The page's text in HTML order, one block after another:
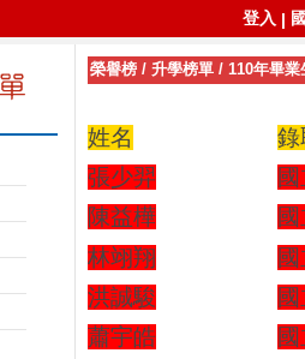
登入 |
榮譽榜 / 升學榜單 / 110年畢業
姓名
錄
張少羿
陳益樺
林翊翔
洪誠駿
蕭宇皓